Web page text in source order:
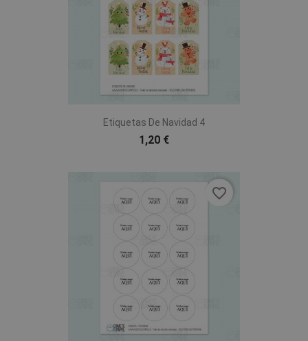
Etiquetas De Navidad 4
1,20 €
favorite_border